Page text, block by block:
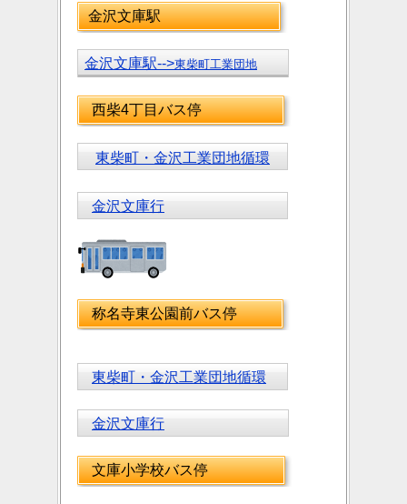
金沢文庫駅
金沢文庫駅-->東柴町工業団地
西柴4丁目バス停
東柴町・金沢工業団地循環
金沢文庫行
称名寺東公園前バス停
東柴町・金沢工業団地循環
金沢文庫行
文庫小学校バス停